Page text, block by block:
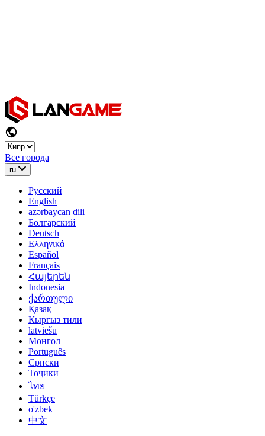
Все города
ru
Русский
English
azərbaycan dili
Болгарский
Deutsch
Ελληνικά
Español
Français
Հայերեն
Indonesia
ქართული
Қазақ
Кыргыз тили
latviešu
Монгол
Português
Српски
Тоҷикӣ
ไทย
Türkçe
o'zbek
中文